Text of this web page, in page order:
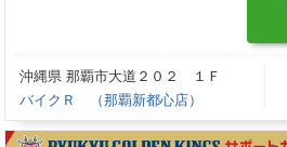
沖縄県 那覇市大道２０２ １Ｆ
バイクＲ （那覇新都心店）